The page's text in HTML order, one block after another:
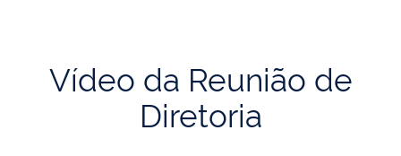
Vídeo da Reunião de
Diretoria